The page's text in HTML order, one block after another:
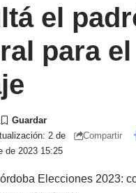
el
para el
2 de
de 2023 15:25
Compartir